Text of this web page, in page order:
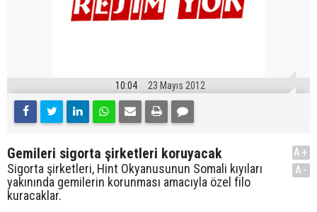
10:04 23 Mayıs 2012
Gemileri sigorta şirketleri koruyacak
Sigorta şirketleri, Hint Okyanusunun Somali kıyıları
yakınında gemilerin korunması amacıyla özel filo
kuracaklar.
A+
A-